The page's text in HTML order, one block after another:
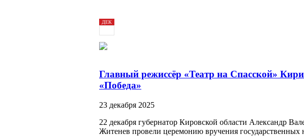
ДЕК
Главный режиссёр «Театр на Спасской»
«Победа»
23 декабря 2025
22 декабря губернатор Кировской области Александр
Житенев провели церемонию вручения государственных